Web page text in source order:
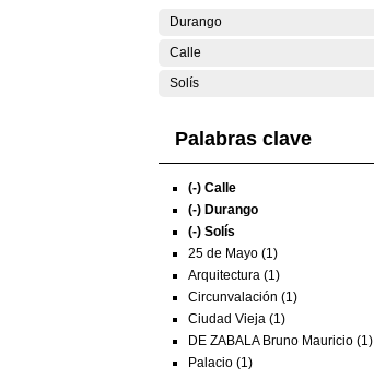
Durango
Calle
Solís
Palabras clave
(-) Calle
(-) Durango
(-) Solís
25 de Mayo (1)
Arquitectura (1)
Circunvalación (1)
Ciudad Vieja (1)
DE ZABALA Bruno Mauricio (1)
Palacio (1)